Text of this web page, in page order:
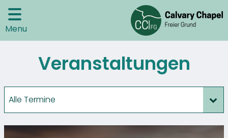
Menu
Veranstaltungen
Alle Termine